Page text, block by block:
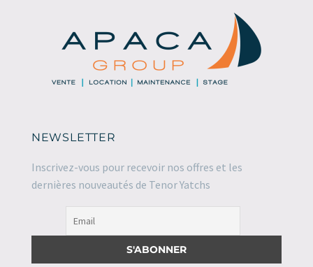
NEWSLETTER
Inscrivez-vous pour recevoir nos offres et les
dernières nouveautés de Tenor Yatchs